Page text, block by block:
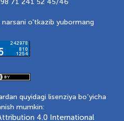
71 241 52 45/46
o'tkazib yubormang
quyidagi lisenziya bo‘yicha
mumkin:
4.0 International